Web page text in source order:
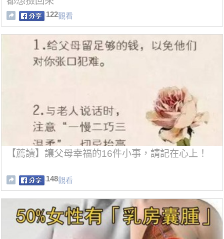
122觀看
【薦讀】讓父母幸福的16件小事，請記在心上！
148觀看